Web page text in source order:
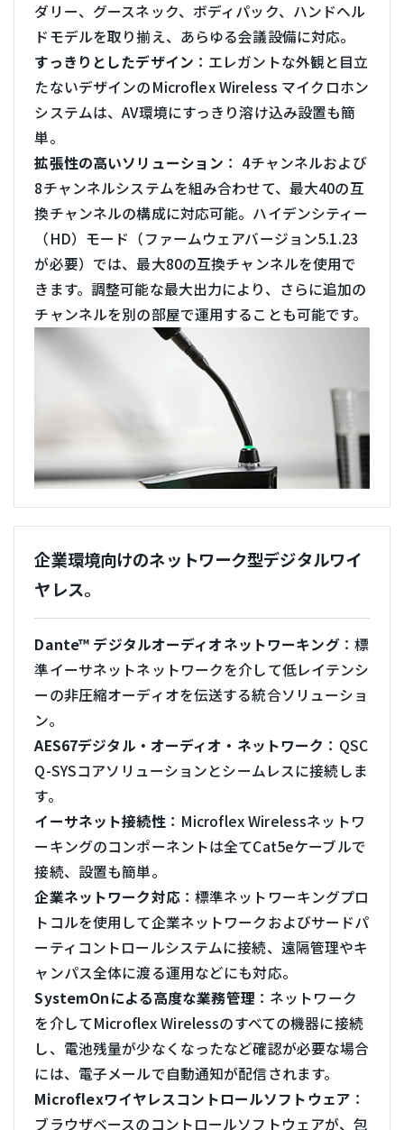
ダリー、グースネック、ボディパック、ハンドヘル
ドモデルを取り揃え、あらゆる会議設備に対応。
すっきりとしたデザイン ：エレガントな外観と目立
たないデザインのMicroflex Wireless マイクロホン
システムは、AV環境にすっきり溶け込み設置も簡
単。
拡張性の高いソリューション ： 4チャンネルおよび
8チャンネルシステムを組み合わせて、最大40の互
換チャンネルの構成に対応可能。ハイデンシティー
（HD）モード（ファームウェアバージョン5.1.23
が必要）では、最大80の互換チャンネルを使用で
きます。調整可能な最大出力により、さらに追加の
チャンネルを別の部屋で運用することも可能です。
企業環境向けのネットワーク型デジタルワイ
ヤレス。
Dante™ デジタルオーディオネットワーキング：標
準イーサネットネットワークを介して低レイテンシ
ーの非圧縮オーディオを伝送する統合ソリューショ
ン。
AES67デジタル・オーディオ・ネットワーク ：QSC
Q-SYSコアソリューションとシームレスに接続しま
す。
イーサネット接続性：Microflex Wirelessネットワ
ーキングのコンポーネントは全てCat5eケーブルで
接続、設置も簡単。
企業ネットワーク対応：標準ネットワーキングプロ
トコルを使用して企業ネットワークおよびサードパ
ーティコントロールシステムに接続、遠隔管理やキ
ャンパス全体に渡る運用などにも対応。
SystemOnによる高度な業務管理 ：ネットワーク
を介してMicroflex Wirelessのすべての機器に接続
し、電池残量が少なくなったなど確認が必要な場合
には、電子メールで自動通知が配信されます。
Microflexワイヤレスコントロールソフトウェア ：
ブラウザベースのコントロールソフトウェアが、包